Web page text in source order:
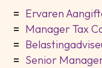
Ervaren
Manager Tax
Senior